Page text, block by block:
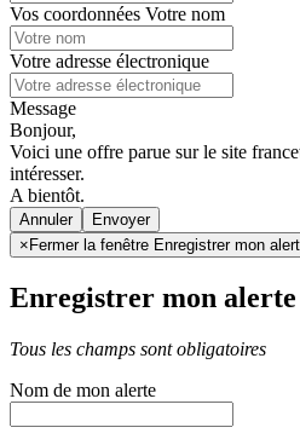
Vos coordonnées Votre nom
Votre adresse électronique
Message
Bonjour,
Voici une offre parue sur le site
intéresser.
A bientôt.
Annuler
× Fermer la fenêtre Enregistrer mon
Enregistrer mon alerte
Tous les champs sont obligatoires
Nom de mon alerte